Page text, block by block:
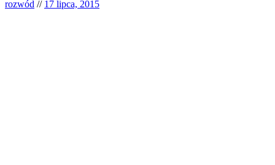
rozwód // 17 lipca, 2015